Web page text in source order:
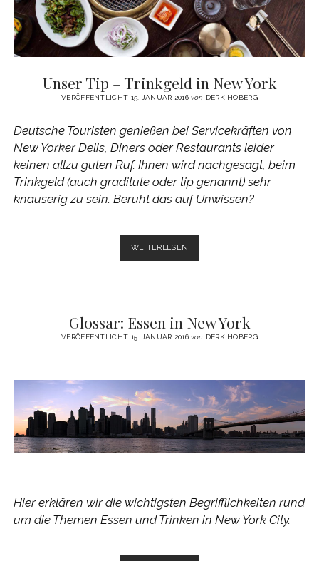
Unser Tip – Trinkgeld in New York
VERÖFFENTLICHT 15. JANUAR 2016von DERK HOBERG
Deutsche Touristen genießen bei Servicekräften von
New Yorker Delis, Diners oder Restaurants leider
keinen allzu guten Ruf. Ihnen wird nachgesagt, beim
Trinkgeld (auch graditute oder tip genannt) sehr
knauserig zu sein. Beruht das auf Unwissen?
WEITERLESEN
TIP
YORK
Glossar: Essen in New York
VERÖFFENTLICHT 15. JANUAR 2016von DERK HOBERG
Hier erklären wir die wichtigsten Begrifflichkeiten rund
um die Themen Essen und Trinken in New York City.